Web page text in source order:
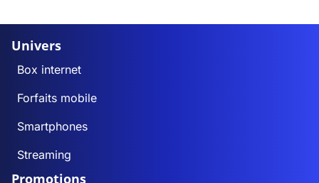
Univers
Box internet
Forfaits mobile
Smartphones
Streaming
Promotions